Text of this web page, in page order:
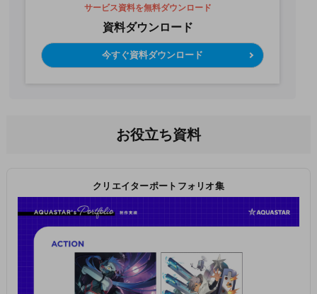
サービス資料を無料ダウンロード
資料ダウンロード
今すぐ資料ダウンロード
お役立ち資料
クリエイターポートフォリオ集